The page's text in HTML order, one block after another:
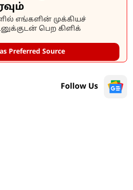
எங்களின் முக்கியச்
பெற கிளிக்
Preferred Source
Follow Us